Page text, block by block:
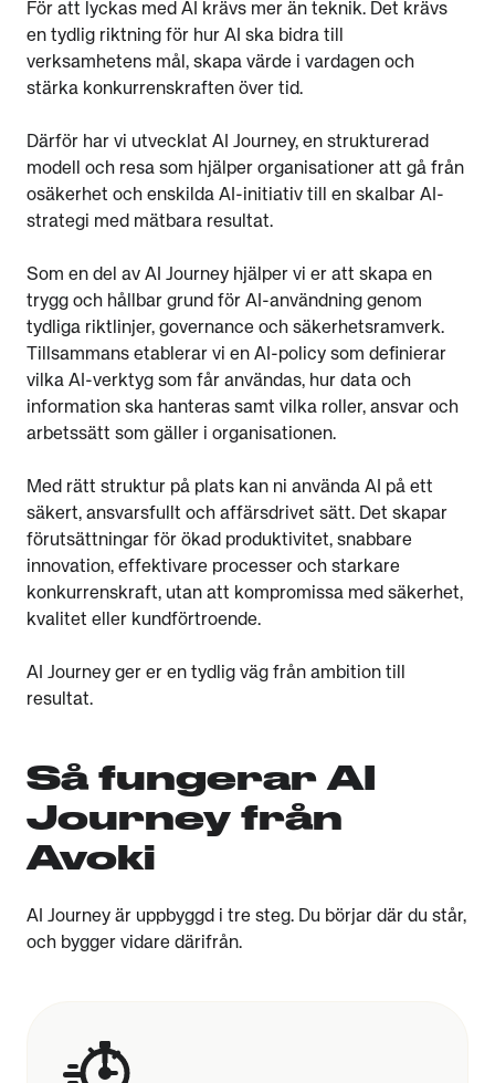
För att lyckas med AI krävs mer än teknik. Det krävs
en tydlig riktning för hur AI ska bidra till
verksamhetens mål, skapa värde i vardagen och
stärka konkurrenskraften över tid.
Därför har vi utvecklat AI Journey, en strukturerad
modell och resa som hjälper organisationer att gå från
osäkerhet och enskilda AI-initiativ till en skalbar AI-
strategi med mätbara resultat.
Som en del av AI Journey hjälper vi er att skapa en
trygg och hållbar grund för AI-användning genom
tydliga riktlinjer, governance och säkerhetsramverk.
Tillsammans etablerar vi en AI-policy som definierar
vilka AI-verktyg som får användas, hur data och
information ska hanteras samt vilka roller, ansvar och
arbetssätt som gäller i organisationen.
Med rätt struktur på plats kan ni använda AI på ett
säkert, ansvarsfullt och affärsdrivet sätt. Det skapar
förutsättningar för ökad produktivitet, snabbare
innovation, effektivare processer och starkare
konkurrenskraft, utan att kompromissa med säkerhet,
kvalitet eller kundförtroende.
AI Journey ger er en tydlig väg från ambition till
resultat.
Så fungerar AI
Journey från
Avoki
AI Journey är uppbyggd i tre steg. Du börjar där du står,
och bygger vidare därifrån.